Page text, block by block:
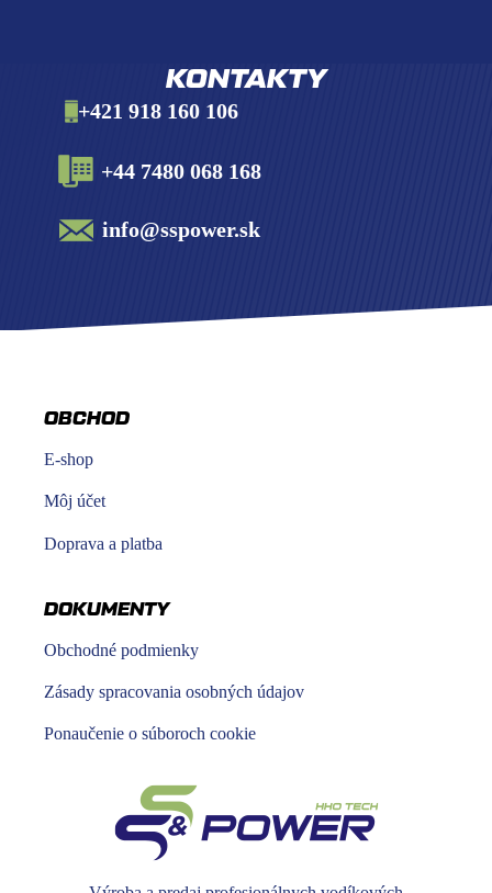
KONTAKTY
+421 918 160 106
+44 7480 068 168
info@sspower.sk
OBCHOD
E-shop
Môj účet
Doprava a platba
DOKUMENTY
Obchodné podmienky
Zásady spracovania osobných údajov
Ponaučenie o súboroch cookie